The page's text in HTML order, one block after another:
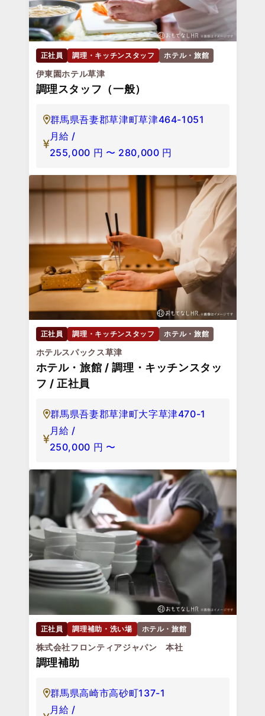
正社員 調理・キッチンスタッフ ホテル・旅館
伊東園ホテル草津
調理スタッフ（一般）
群馬県吾妻郡草津町草津464-1051
月給 /
255,000 円 〜 280,000 円
正社員 調理・キッチンスタッフ ホテル・旅館
ホテルスパックス草津
ホテル・旅館 / 調理・キッチンスタッ
フ / 正社員
群馬県吾妻郡草津町大字草津470-1
月給 /
250,000 円 〜
正社員 調理補助・洗い場 ホテル・旅館
株式会社フロンティアジャパン 本社
調理補助
群馬県高崎市高砂町137-1
月給 /